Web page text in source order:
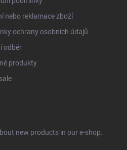
nebo reklamace zboží
ochrany osobních údajů
odběr
produkty
new products in our e-shop.